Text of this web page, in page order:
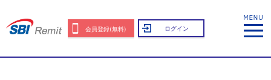
会員登録(無料) ログイン